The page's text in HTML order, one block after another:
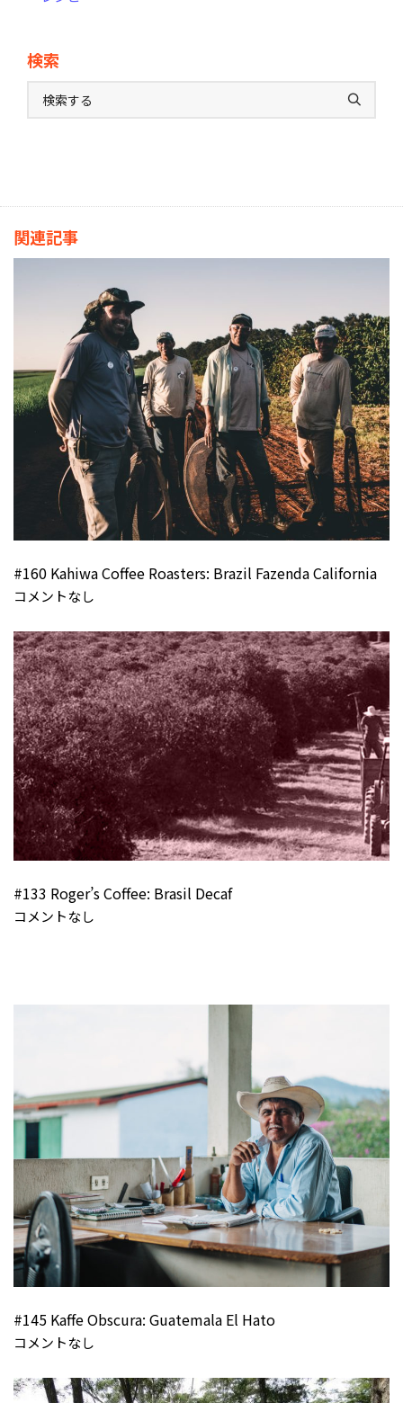
検索
関連記事
#160 Kahiwa Coffee Roasters: Brazil Fazenda California
コメントなし
#133 Roger’s Coffee: Brasil Decaf
コメントなし
#145 Kaffe Obscura: Guatemala El Hato
コメントなし